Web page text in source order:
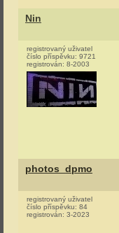
Nin
registrovaný uživatel
číslo příspěvku: 9721
registrován: 8-2003
photos_dpmo
registrovaný uživatel
číslo příspěvku: 84
registrován: 3-2023